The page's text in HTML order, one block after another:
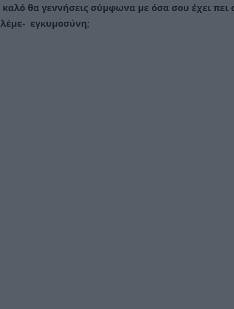
θα γεννήσεις σύμφωνα με όσα σου έχει πει
λέμε- εγκυμοσύνη;